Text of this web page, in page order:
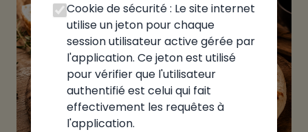
Cookie de sécurité : Le site internet
utilise un jeton pour chaque
session utilisateur active gérée par
l'application. Ce jeton est utilisé
pour vérifier que l'utilisateur
authentifié est celui qui fait
effectivement les requêtes à
l'application.